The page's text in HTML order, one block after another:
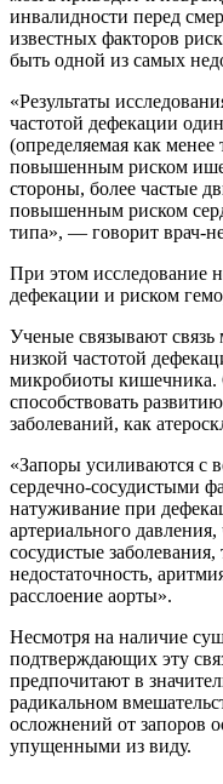
инвалидности перед
известных факторов
быть одной из самых
«Результаты
частотой дефекации
(определяемая как менее
повышенным риском
стороны, более частые
повышенным риском
типа», — говорит врач-
При этом исследование
дефекации и риском
Ученые связывают
низкой частотой
микробиоты кишечника.
способствовать
заболеваний, как
«Запоры усиливаются с
сердечно-сосудистыми
натуживание при
артериального
сосудистые заболевания,
недостаточность,
расслоение аорты».
Несмотря на наличие
подтверждающих эту
предпочитают в
радикальном
осложнений от запоров
упущенными из виду.